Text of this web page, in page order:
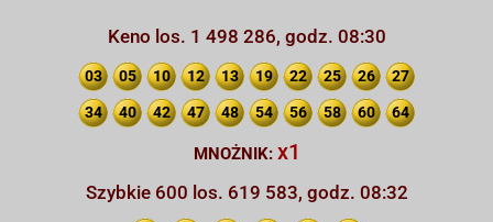
Keno los. 1 498 286, godz. 08:30
03 05 10 12 13 19 22 25 26 27
34 40 42 47 48 54 56 58 60 64
MNOŻNIK: x1
Szybkie 600 los. 619 583, godz. 08:32